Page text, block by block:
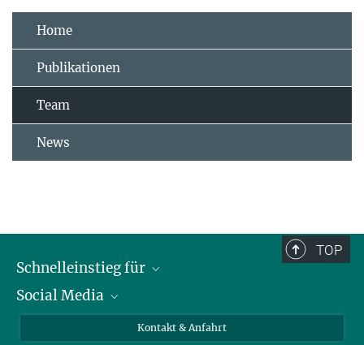
Home
Publikationen
Team
News
TOP
Schnelleinstieg für
Journalist*innen
Social Media
Kontakt & Anfahrt